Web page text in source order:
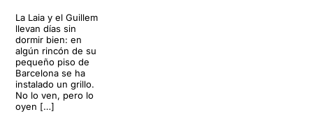
La Laia y el Guillem
llevan días sin
dormir bien: en
algún rincón de su
pequeño piso de
Barcelona se ha
instalado un grillo.
No lo ven, pero lo
oyen […]